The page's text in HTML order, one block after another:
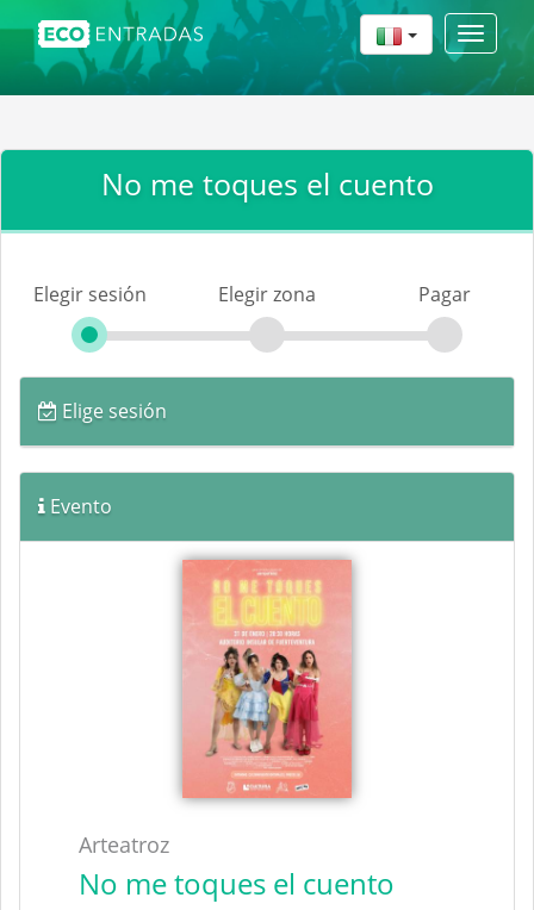
Toggle
No me toques el cuento
Elegir sesión Elegir zona Pagar
Elige sesión
Evento
Arteatroz
No me toques el cuento